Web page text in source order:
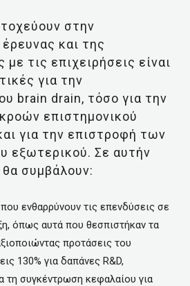
στην
και της
τις επιχειρήσεις είναι
για την
brain drain, τόσο για την
επιστημονικού
για την επιστροφή των
εξωτερικού. Σε αυτήν
συμβάλουν:
ενθαρρύνουν τις επενδύσεις σε
όπως αυτά που θεσπιστήκαν τα
προτάσεις του
130% για δαπάνες R&D,
τη συγκέντρωση κεφαλαίου για